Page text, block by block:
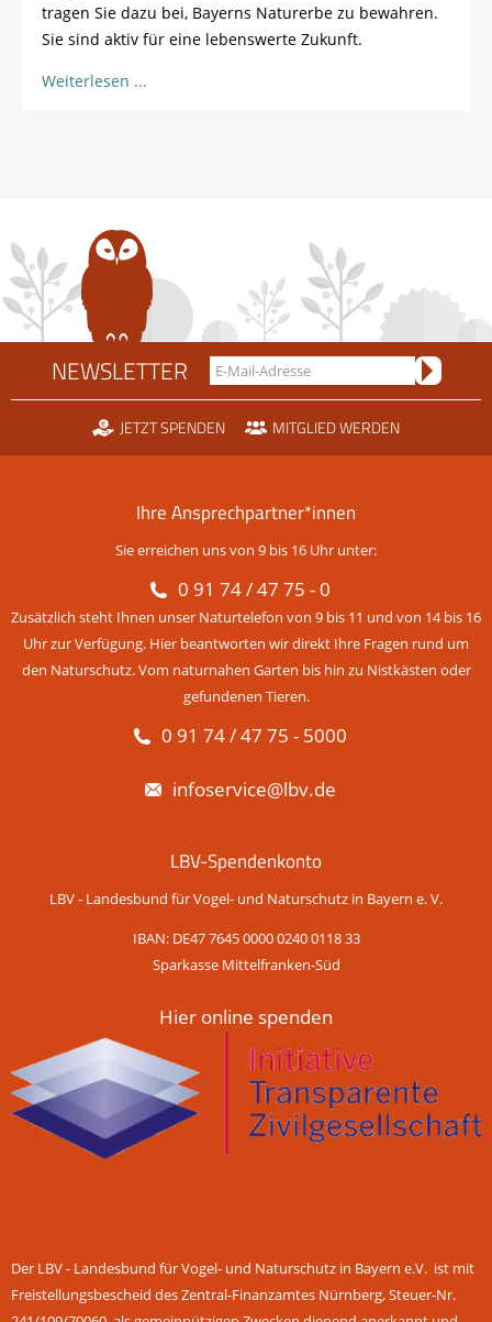
tragen Sie dazu bei, Bayerns Naturerbe zu bewahren.
Sie sind aktiv für eine lebenswerte Zukunft.
Weiterlesen
NEWSLETTER
JETZT SPENDEN MITGLIED WERDEN
Ihre Ansprechpartner*innen
Sie erreichen uns von 9 bis 16 Uhr unter:
0 91 74 / 47 75 - 0
Zusätzlich steht Ihnen unser Naturtelefon von 9 bis 11 und von 14 bis 16
Uhr zur Verfügung. Hier beantworten wir direkt Ihre Fragen rund um
den Naturschutz. Vom naturnahen Garten bis hin zu Nistkästen oder
gefundenen Tieren.
0 91 74 / 47 75 - 5000
infoservice@lbv.de
LBV-Spendenkonto
LBV - Landesbund für Vogel- und Naturschutz in Bayern e. V.
IBAN: DE47 7645 0000 0240 0118 33
Sparkasse Mittelfranken-Süd
Hier online spenden
Der LBV - Landesbund für Vogel- und Naturschutz in Bayern e.V. ist mit
Freistellungsbescheid des Zentral-Finanzamtes Nürnberg, Steuer-Nr.